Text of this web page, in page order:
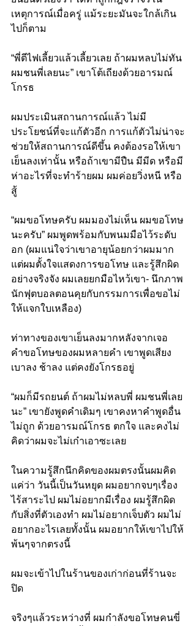
เหตุการณ์เมื่อครู่ แม้ระยะมันจะใกล้เกิน
ไปก็ตาม
“พี่ตีไฟเลี้ยวแล้วเลี้ยวเลย ถ้าผมหลบไม่ทัน
ผมชนพี่เลยนะ” เขาโต้เถียงด้วยอารมณ์
โกรธ
ผมประเมินสถานการณ์แล้ว ไม่มี
ประโยชน์ที่จะแก้ตัวอีก การแก้ตัวไม่น่าจะ
ช่วยให้สถานการณ์ดีขึ้น คงต้องรอให้เขา
เย็นลงเท่านั้น หรือถ้าเขามีปืน มีมีด หรือมี
ห่าอะไรที่จะทำร้ายผม ผมค่อยวิ่งหนี หรือ
สู้
“ผมขอโทษครับ ผมมองไม่เห็น ผมขอโทษ
นะครับ” ผมพูดพร้อมกับพนมมือไว้ระดับ
อก (ผมแน่ใจว่าเขาอายุน้อยกว่าผมมาก
แต่ผมตั้งใจแสดงการขอโทษ และรู้สึกผิด
อย่างจริงจัง ผมเลยยกมือไหว้เขา- นึกภาพ
นักฟุตบอลตอนคุยกับกรรมการเพื่อขอไม่
ให้แจกใบเหลือง)
ท่าทางของเขาเย็นลงมากหลังจากเจอ
คำขอโทษของผมหลายคำ เขาพูดเสียง
เบาลง ช้าลง แต่คงยังโกรธอยู่
“ผมก็มีรถยนต์ ถ้าผมไม่หลบพี่ ผมชนพี่เลย
นะ” เขายังพูดคำเดิมๆ เขาคงหาคำพูดอื่น
ไม่ถูก ด้วยอารมณ์โกรธ ตกใจ และคงไม่
คิดว่าผมจะไม่เก๋าเอาซะเลย
ในความรู้สึกนึกคิดของผมตรงนั้นผมคิด
แค่ว่า วันนี้เป็นวันหยุด ผมอยากจบๆเรื่อง
ไร้สาระไป ผมไม่อยากมีเรื่อง ผมรู้สึกผิด
กับสิ่งที่ตัวเองทำ ผมไม่อยากเจ็บตัว ผมไม่
อยากอะไรเลยทั้งนั้น ผมอยากให้เขาไปให้
พ้นๆจากตรงนี้
ผมจะเข้าไปในร้านของเก่าก่อนที่ร้านจะ
ปิด
จริงๆแล้วระหว่างที่ ผมกำลังขอโทษคนขี่